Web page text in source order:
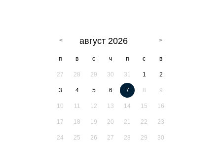
август 2026
п в с ч п с в
27 28 29 30 31 1 2
3 4 5 6 7 8 9
10 11 12 13 14 15 16
17 18 19 20 21 22 23
24 25 26 27 28 29 30